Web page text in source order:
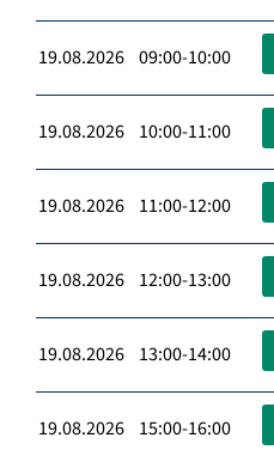
19.08.2026 09:00-10:00
19.08.2026 10:00-11:00
19.08.2026 11:00-12:00
19.08.2026 12:00-13:00
19.08.2026 13:00-14:00
19.08.2026 15:00-16:00